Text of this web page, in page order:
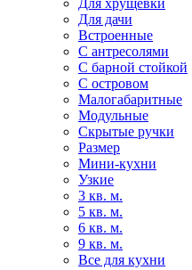
Для хрущевки
Для дачи
Встроенные
С антресолями
С барной стойкой
С островом
Малогабаритные
Модульные
Скрытые ручки
Размер
Мини-кухни
Узкие
3 кв. м.
5 кв. м.
6 кв. м.
9 кв. м.
Все для кухни